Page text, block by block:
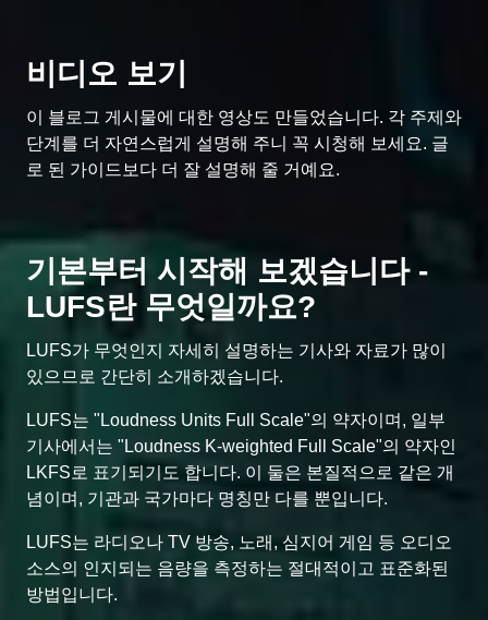
비디오 보기
이 블로그 게시물에 대한 영상도 만들었습니다. 각 주제와
단계를 더 자연스럽게 설명해 주니 꼭 시청해 보세요. 글
로 된 가이드보다 더 잘 설명해 줄 거예요.
기본부터 시작해 보겠습니다 -
LUFS란 무엇일까요?
LUFS가 무엇인지 자세히 설명하는 기사와 자료가 많이
있으므로 간단히 소개하겠습니다.
LUFS는 "Loudness Units Full Scale"의 약자이며, 일부
기사에서는 "Loudness K-weighted Full Scale"의 약자인
LKFS로 표기되기도 합니다. 이 둘은 본질적으로 같은 개
념이며, 기관과 국가마다 명칭만 다를 뿐입니다.
LUFS는 라디오나 TV 방송, 노래, 심지어 게임 등 오디오
소스의 인지되는 음량을 측정하는 절대적이고 표준화된
방법입니다.